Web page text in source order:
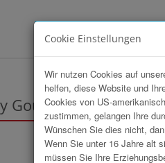
Gourmet Abend mit
Cookie Einstellungen
Wir nutzen Cookies auf
helfen, diese Website und
Cookies von US-
zustimmen, gelangen Ihre
Wünschen Sie dies nicht,
Wenn Sie unter 16 Jahre alt
müssen Sie Ihre